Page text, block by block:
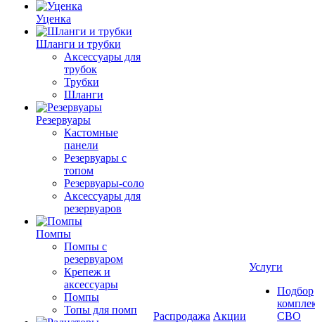
Уценка
Шланги и трубки
Аксессуары для
трубок
Трубки
Шланги
Резервуары
Кастомные
панели
Резервуары с
топом
Резервуары-соло
Аксессуары для
резервуаров
Помпы
Помпы с
резервуаром
Крепеж и
аксессуары
Помпы
Топы для помп
Распродажа Акции
Услуги
Подбор
СВО